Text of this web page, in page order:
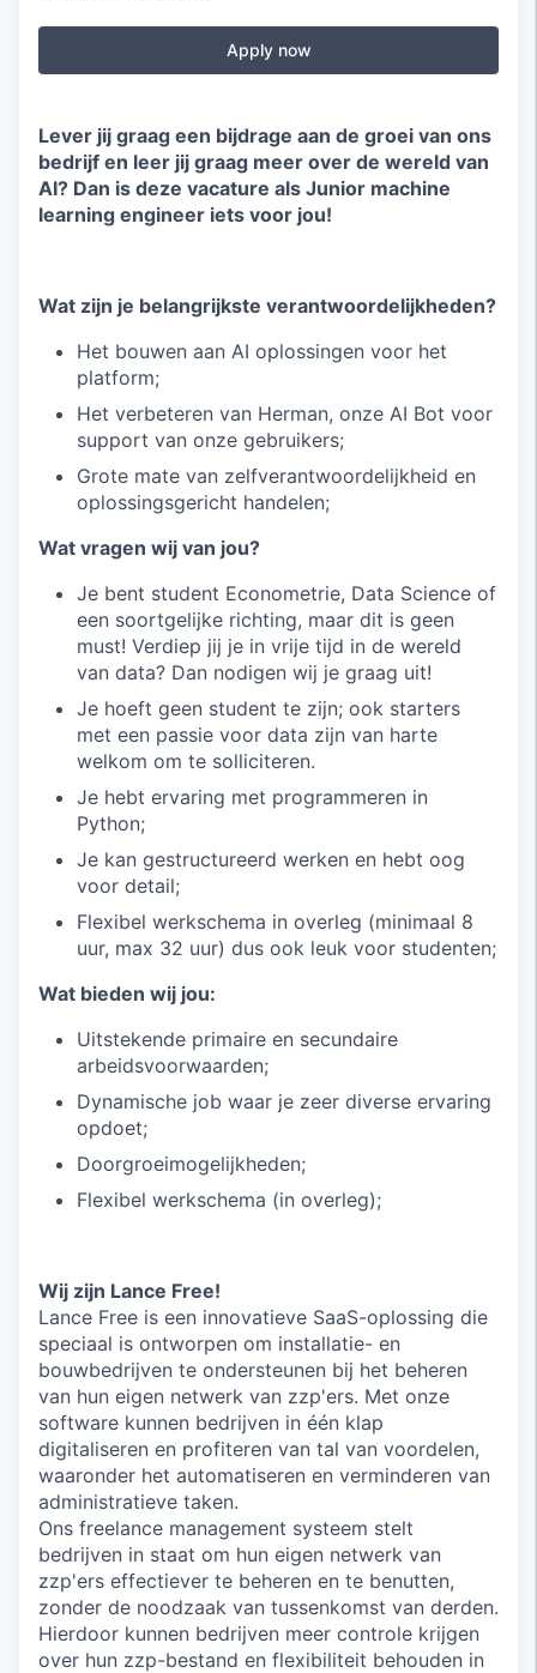
Apply now
Lever jij graag een bijdrage aan de groei van ons
bedrijf en leer jij graag meer over de wereld van
AI? Dan is deze vacature als Junior machine
learning engineer iets voor jou!
Wat zijn je belangrijkste verantwoordelijkheden?
Het bouwen aan AI oplossingen voor het
platform;
Het verbeteren van Herman, onze AI Bot voor
support van onze gebruikers;
Grote mate van zelfverantwoordelijkheid en
oplossingsgericht handelen;
Wat vragen wij van jou?
Je bent student Econometrie, Data Science of
een soortgelijke richting, maar dit is geen
must! Verdiep jij je in vrije tijd in de wereld
van data? Dan nodigen wij je graag uit!
Je hoeft geen student te zijn; ook starters
met een passie voor data zijn van harte
welkom om te solliciteren.
Je hebt ervaring met programmeren in
Python;
Je kan gestructureerd werken en hebt oog
voor detail;
Flexibel werkschema in overleg (minimaal 8
uur, max 32 uur) dus ook leuk voor studenten;
Wat bieden wij jou:
Uitstekende primaire en secundaire
arbeidsvoorwaarden;
Dynamische job waar je zeer diverse ervaring
opdoet;
Doorgroeimogelijkheden;
Flexibel werkschema (in overleg);
Wij zijn Lance Free!
Lance Free is een innovatieve SaaS-oplossing die
speciaal is ontworpen om installatie- en
bouwbedrijven te ondersteunen bij het beheren
van hun eigen netwerk van zzp'ers. Met onze
software kunnen bedrijven in één klap
digitaliseren en profiteren van tal van voordelen,
waaronder het automatiseren en verminderen van
administratieve taken.
Ons freelance management systeem stelt
bedrijven in staat om hun eigen netwerk van
zzp'ers effectiever te beheren en te benutten,
zonder de noodzaak van tussenkomst van derden.
Hierdoor kunnen bedrijven meer controle krijgen
over hun zzp-bestand en flexibiliteit behouden in